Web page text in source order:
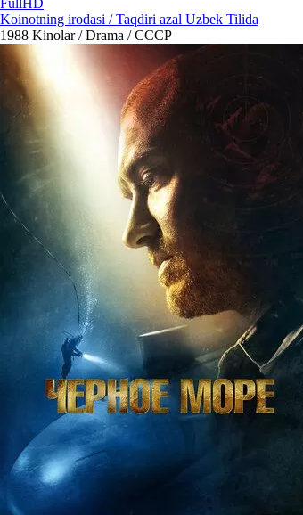
FullHD
Koinotning irodasi / Taqdiri azal Uzbek Tilida
1988 Kinolar / Drama / СССР